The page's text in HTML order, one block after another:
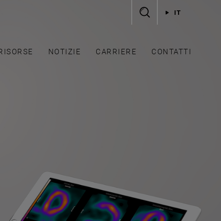
NOTIZIE CARRIERE CONTATTI
IT